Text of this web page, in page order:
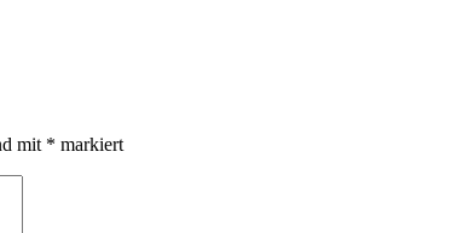
mit * markiert